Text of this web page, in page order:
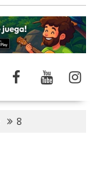
8